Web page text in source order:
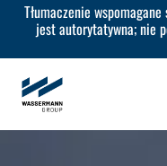
Tłumaczenie
jest autorytatywna; nie